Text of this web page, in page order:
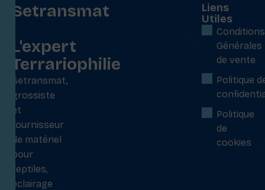
Setransmat
L'expert
Terrariophilie
Setransmat,
grossiste
et
fournisseur
de matériel
pour
reptiles,
éclairage
Liens
Utiles
Conditions
Générales
de vente
Politique
Politique
de
cookies